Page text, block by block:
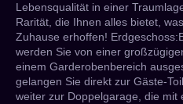
Lebensqualität in einer
Rarität, die Ihnen alles bietet,
Zuhause erhoffen!
werden Sie von einer
einem Garderobenbereich
gelangen Sie direkt zur Gäste-
weiter zur Doppelgarage, die mit